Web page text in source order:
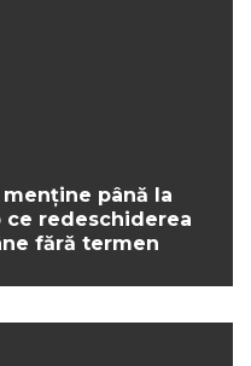
menține până la
redeschiderea
fără termen